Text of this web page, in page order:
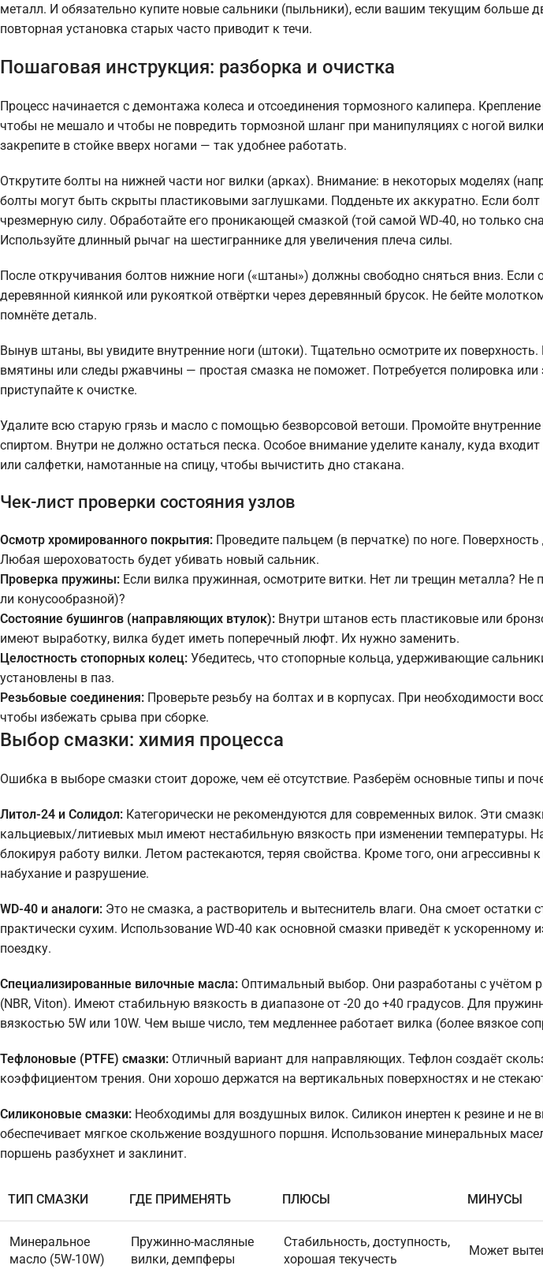
металл. И обязательно купите новые сальники (пыльники), если вашим текущим больше
повторная установка старых часто приводит к течи.
Пошаговая инструкция: разборка и очистка
Процесс начинается с демонтажа колеса и отсоединения тормозного калипера.
чтобы не мешало и чтобы не повредить тормозной шланг при манипуляциях с ногой
закрепите в стойке вверх ногами — так удобнее работать.
Открутите болты на нижней части ног вилки (арках). Внимание: в некоторых моделях
болты могут быть скрыты пластиковыми заглушками. Подденьте их аккуратно. Если болт
чрезмерную силу. Обработайте его проникающей смазкой (той самой WD-40, но только
Используйте длинный рычаг на шестиграннике для увеличения плеча силы.
После откручивания болтов нижние ноги («штаны») должны свободно сняться вниз. Если
деревянной киянкой или рукояткой отвёртки через деревянный брусок. Не бейте
помнёте деталь.
Вынув штаны, вы увидите внутренние ноги (штоки). Тщательно осмотрите их поверхность.
вмятины или следы ржавчины — простая смазка не поможет. Потребуется полировка или
приступайте к очистке.
Удалите всю старую грязь и масло с помощью безворсовой ветоши. Промойте
спиртом. Внутри не должно остаться песка. Особое внимание уделите каналу, куда
или салфетки, намотанные на спицу, чтобы вычистить дно стакана.
Чек-лист проверки состояния узлов
Осмотр хромированного покрытия: Проведите пальцем (в перчатке) по ноге.
Любая шероховатость будет убивать новый сальник.
Проверка пружины: Если вилка пружинная, осмотрите витки. Нет ли трещин металла? Не
ли конусообразной)?
Состояние бушингов (направляющих втулок): Внутри штанов есть пластиковые или
имеют выработку, вилка будет иметь поперечный люфт. Их нужно заменить.
Целостность стопорных колец: Убедитесь, что стопорные кольца, удерживающие
установлены в паз.
Резьбовые соединения: Проверьте резьбу на болтах и в корпусах. При необходимости
чтобы избежать срыва при сборке.
Выбор смазки: химия процесса
Ошибка в выборе смазки стоит дороже, чем её отсутствие. Разберём основные типы и
Литол-24 и Солидол: Категорически не рекомендуются для современных вилок. Эти
кальциевых/литиевых мыл имеют нестабильную вязкость при изменении температуры.
блокируя работу вилки. Летом растекаются, теряя свойства. Кроме того, они
набухание и разрушение.
WD-40 и аналоги: Это не смазка, а растворитель и вытеснитель влаги. Она смоет остатки
практически сухим. Использование WD-40 как основной смазки приведёт к ускоренному
поездку.
Специализированные вилочные масла: Оптимальный выбор. Они разработаны с учётом
(NBR, Viton). Имеют стабильную вязкость в диапазоне от -20 до +40 градусов. Для
вязкостью 5W или 10W. Чем выше число, тем медленнее работает вилка (более вязкое
Тефлоновые (PTFE) смазки: Отличный вариант для направляющих. Тефлон создаёт
коэффициентом трения. Они хорошо держатся на вертикальных поверхностях и не
Силиконовые смазки: Необходимы для воздушных вилок. Силикон инертен к резине и не
обеспечивает мягкое скольжение воздушного поршня. Использование минеральных
поршень разбухнет и заклинит.
ТИП СМАЗКИ ГДЕ ПРИМЕНЯТЬ ПЛЮСЫ МИНУСЫ
Минеральное
масло (5W-10W)
Пружинно-масляные
вилки, демпферы
Стабильность, доступность,
хорошая текучесть
Может